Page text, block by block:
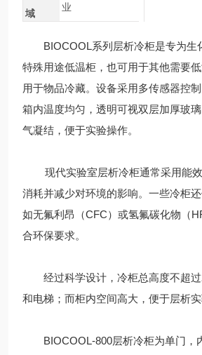
域
业
BIOCOOL系列层析冷柜是专为生
特殊用途低温柜，也可用于其他需要
用于物品冷藏。设备采用多传感器控
箱内温度均匀，透明可视双层加厚玻
气凝结，便于实验操作。
现代实验室层析冷柜通常采用能效
消耗并减少对环境的影响。一些冷柜
如无氟利昂（CFC）或氢氟碳化物（
合环保要求。
经过科学设计，冷柜总高度不超过
和电梯；而柜内空间高大，便于层析实
BIOCOOL-800层析冷柜为单门，